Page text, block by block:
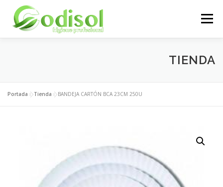
contenido
Menú
ÁREA CLIENTES CONTACTO
TIENDA
Portada »Tienda »BANDEJA CARTÓN BCA 23CM 250U